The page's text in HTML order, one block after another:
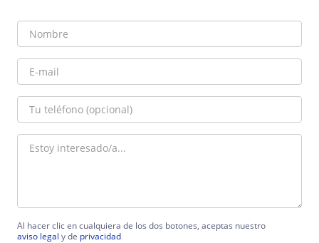
Al hacer clic en cualquiera de los dos botones, aceptas nuestro
aviso legal y de privacidad